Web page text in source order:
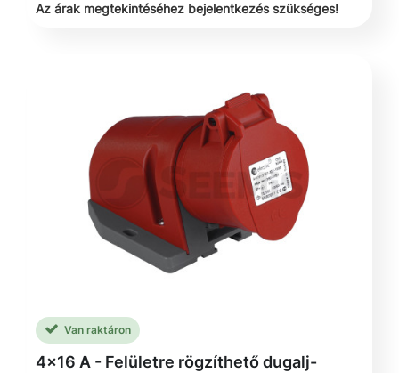
Az árak megtekintéséhez bejelentkezés szükséges!
Van raktáron
4x16 A - Felületre rögzíthető dugalj-